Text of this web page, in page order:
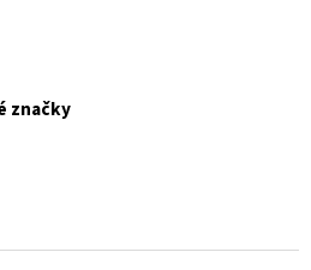
značky